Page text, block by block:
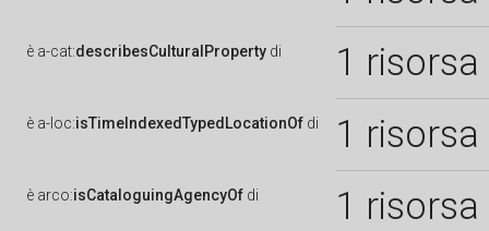
è a-cat:describesCulturalProperty di 1 risorsa
è a-loc:isTimeIndexedTypedLocationOf di 1 risorsa
è arco:isCataloguingAgencyOf di 1 risorsa